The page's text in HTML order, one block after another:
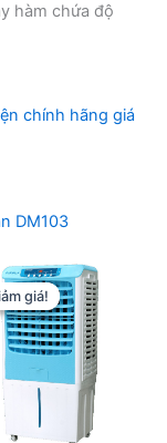
hàm chứa độ
chính hãng giá
DM103
giá!
giá!